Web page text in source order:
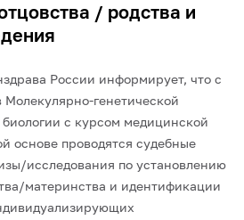
/ родства и
России информирует, что с
Молекулярно-генетической
с курсом медицинской
основе проводятся судебные
исследования по установлению
материнства и идентификации